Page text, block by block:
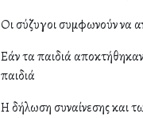
Οι σύζυγοι συμφωνούν να
Εάν τα παιδιά αποκτήθηκαν
παιδιά
Η δήλωση συναίνεσης και